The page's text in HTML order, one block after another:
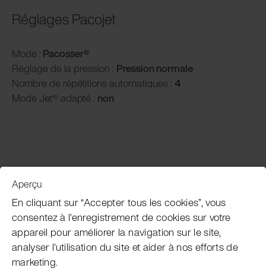
Réglages Pacojet
Mode : Pacosser®
Réglage de la pression : Pression normale
Nombre de répétitions automatiques : 4
Mode Jet® adapté : non
Service clientèle
Subscribe Pacojet Newsletter
Would you like to be regularly updated on news, event
Aperçu
En cliquant sur “Accepter tous les cookies”, vous
consentez à l'enregistrement de cookies sur votre
appareil pour améliorer la navigation sur le site,
analyser l'utilisation du site et aider à nos efforts de
marketing.